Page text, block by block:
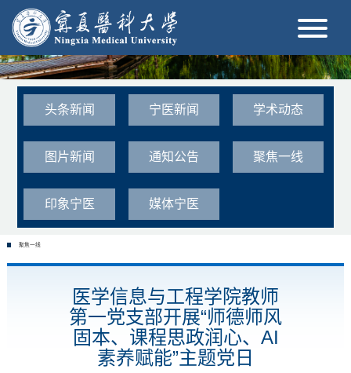
头条新闻 宁医新闻 学术动态
图片新闻 通知公告 聚焦一线
印象宁医 媒体宁医
聚焦一线
医学信息与工程学院教师
第一党支部开展“师德师风
固本、课程思政润心、AI
素养赋能”主题党日